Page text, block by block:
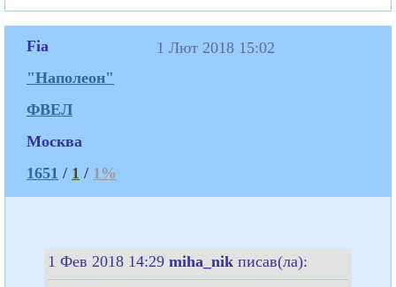
Fia
"Наполеон"
ФВЕЛ
Москва
1651 / 1 / 1%
1 Лют 2018 15:02
1 Фев 2018 14:29 miha_nik писав(ла):